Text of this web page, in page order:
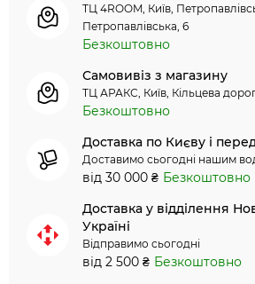
ТЦ 4ROOM, Київ,
Петропавлівська, 6
Безкоштовно
Самовивіз з магазину
ТЦ АРАКС, Київ, Кільцева
Безкоштовно
Доставка по Києву і
Доставимо сьогодні нашим
від 30 000 ₴ Безкоштовно
Доставка у відділення
Україні
Відправимо сьогодні
від 2 500 ₴ Безкоштовно